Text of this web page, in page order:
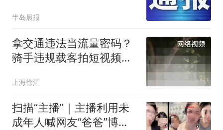
半岛晨报
拿交通违法当流量密码？
骑手违规载客拍短视频吸
上海徐汇
扫描“主播”｜主播利用未
成年人喊网友“爸爸”博流